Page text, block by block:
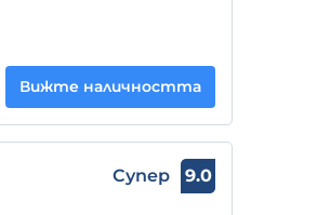
Вижте наличността
Супер 9.0